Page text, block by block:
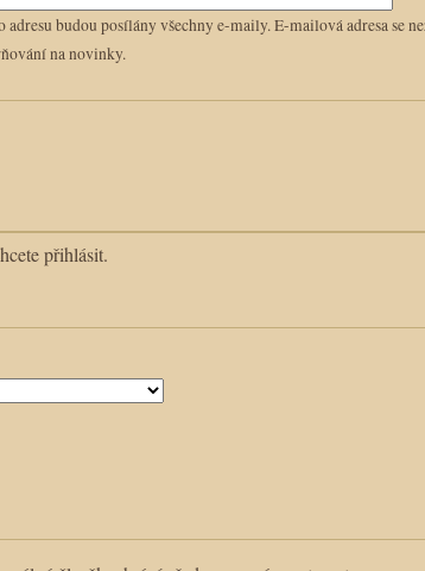
budou posílány všechny e-maily. E-mailová adresa se
na novinky.
přihlásit.